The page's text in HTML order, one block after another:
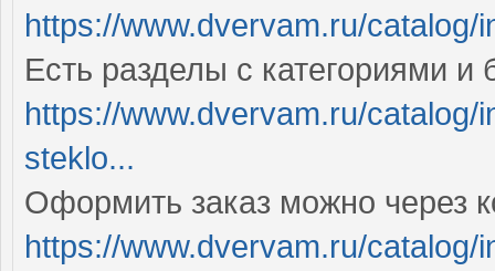
https://www.dvervam.ru/catalog/
Есть разделы с категориями и
https://www.dvervam.ru/
steklo...
Оформить заказ можно через
https://www.dvervam.ru/